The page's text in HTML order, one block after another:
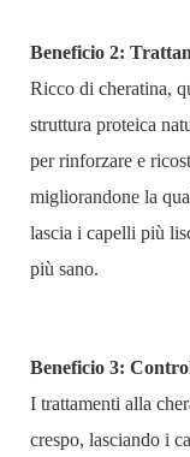
Beneficio 2:
Ricco di cheratina,
struttura proteica
per rinforzare e
migliorandone la
lascia i capelli più
più sano.
Beneficio 3:
I trattamenti alla
crespo, lasciando i